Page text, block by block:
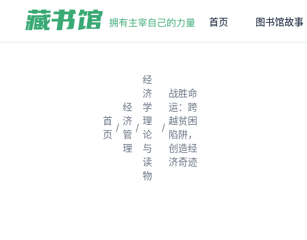
首页 图书馆故事
首
页
/
经
济
管
理
/
经
济
学
理
论
与
读
物
/
战胜命
运：跨
越贫困
陷阱，
创造经
济奇迹